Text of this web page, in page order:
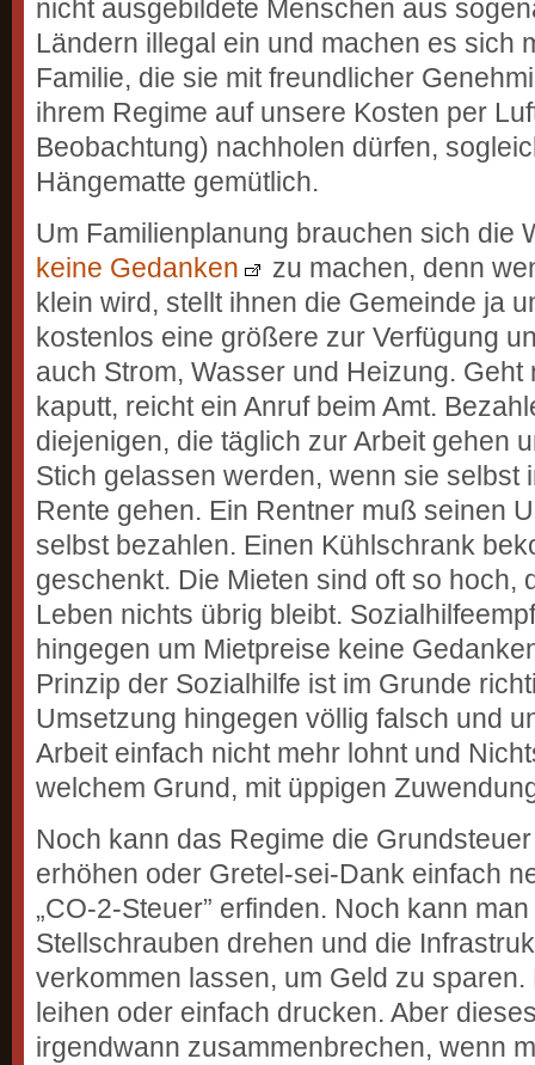
nicht ausgebildete Menschen aus
Ländern illegal ein und machen es sich
Familie, die sie mit freundlicher
ihrem Regime auf unsere Kosten per
Beobachtung) nachholen dürfen,
Hängematte gemütlich.
Um Familienplanung brauchen sich die
keine Gedanken
zu machen, denn
klein wird, stellt ihnen die Gemeinde ja
kostenlos eine größere zur Verfügung
auch Strom, Wasser und Heizung.
kaputt, reicht ein Anruf beim Amt.
diejenigen, die täglich zur Arbeit gehen
Stich gelassen werden, wenn sie selbst
Rente gehen. Ein Rentner muß seinen
selbst bezahlen. Einen Kühlschrank
geschenkt. Die Mieten sind oft so hoch,
Leben nichts übrig bleibt.
hingegen um Mietpreise keine
Prinzip der Sozialhilfe ist im Grunde
Umsetzung hingegen völlig falsch und
Arbeit einfach nicht mehr lohnt und
welchem Grund, mit üppigen
Noch kann das Regime die
erhöhen oder Gretel-sei-Dank einfach
„CO-2-Steuer” erfinden. Noch kann
Stellschrauben drehen und die
verkommen lassen, um Geld zu
leihen oder einfach drucken. Aber
irgendwann zusammenbrechen, wenn